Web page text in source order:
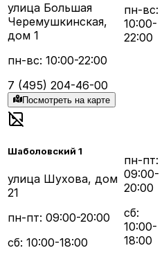
улица Большая
Черемушкинская,
дом 1
пн-вс: 10:00-22:00
7 (495) 204-46-00
Посмотреть на карте
пн-вс:
10:00-
22:00
Шаболовский 1
улица Шухова, дом
21
пн-пт: 09:00-20:00
сб: 10:00-18:00
пн-пт:
09:00-
20:00
сб:
10:00-
18:00